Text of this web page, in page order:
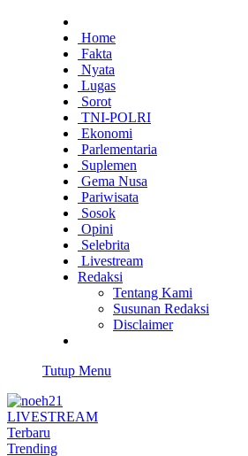
Home
Fakta
Nyata
Lugas
Sorot
TNI-POLRI
Ekonomi
Parlementaria
Suplemen
Gema Nusa
Pariwisata
Sosok
Opini
Selebrita
Livestream
Redaksi
Tentang Kami
Susunan Redaksi
Disclaimer
Tutup Menu
LIVESTREAM
Terbaru
Trending